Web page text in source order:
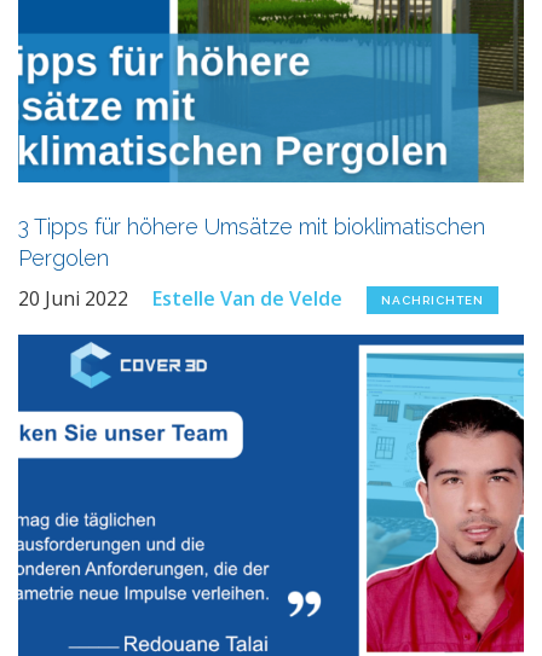
3 Tipps für höhere Umsätze mit bioklimatischen
Pergolen
20 Juni 2022 Estelle Van de Velde NACHRICHTEN